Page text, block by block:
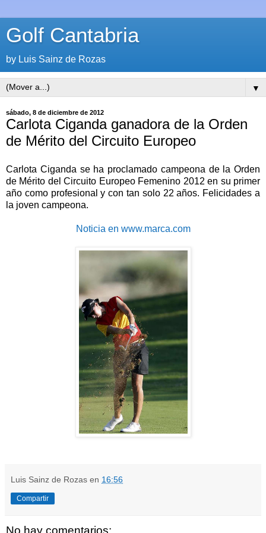
Golf Cantabria
by Luis Sainz de Rozas
▼
sábado, 8 de diciembre de 2012
Carlota Ciganda ganadora de la Orden
de Mérito del Circuito Europeo
Carlota Ciganda se ha proclamado campeona de la Orden
de Mérito del Circuito Europeo Femenino 2012 en su primer
año como profesional y con tan solo 22 años. Felicidades a
la joven campeona.
Noticia en www.marca.com
Luis Sainz de Rozas en 16:56
Compartir
No hay comentarios: